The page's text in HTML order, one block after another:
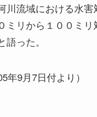
川流域における水害
ミリから１００ミリ
った。
年9月7日付より）